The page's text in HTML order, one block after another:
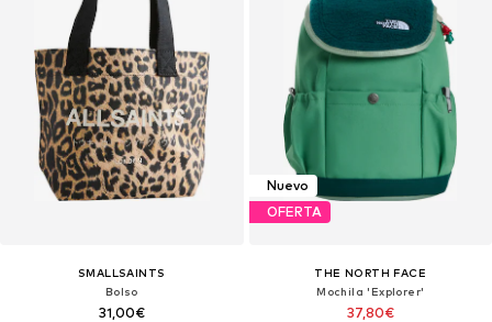
SMALLSAINTS
Bolso
31,00€
Nuevo
OFERTA
THE NORTH FACE
Mochila 'Explorer'
37,80€